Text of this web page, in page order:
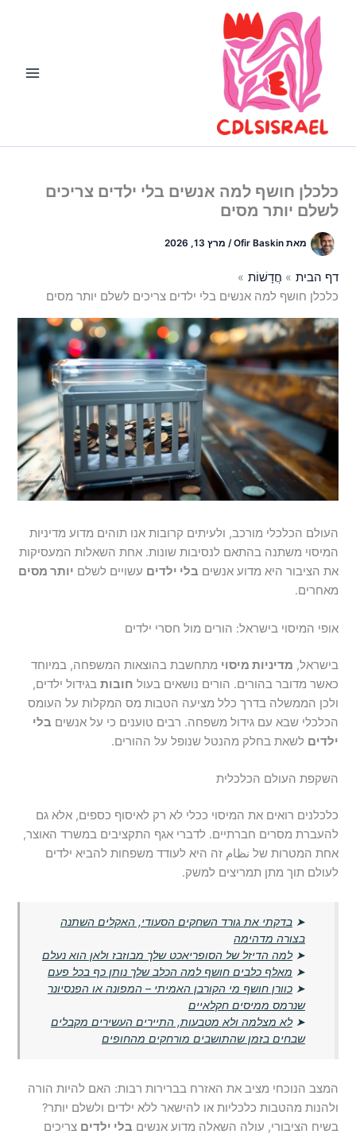
כלכלן חושף למה אנשים בלי ילדים צריכים
לשלם יותר מסים
מאתOfir Baskin
/ מרץ 13, 2026
דף הבית
חֲדָשׁוֹת
כלכלן חושף למה אנשים בלי ילדים צריכים לשלם יותר מסים
העולם הכלכלי מורכב, ולעיתים קרובות אנו תוהים מדוע מדיניות
המיסוי משתנה בהתאם לנסיבות שונות. אחת השאלות המעסיקות
את הציבור היא מדוע אנשים בלי ילדים עשויים לשלם יותר מסים
מאחרים.
אופי המיסוי בישראל: הורים מול חסרי ילדים
בישראל, מדיניות מיסוי מתחשבת בהוצאות המשפחה, במיוחד
כאשר מדובר בהורים. הורים נושאים בעול חובות בגידול ילדים,
ולכן הממשלה בדרך כלל מציעה הטבות מס המקלות על העומס
הכלכלי שבא עם גידול משפחה. רבים טוענים כי על אנשים בלי
ילדים לשאת בחלק מהנטל שנופל על ההורים.
השקפת העולם הכלכלית
כלכלנים רואים את המיסוי ככלי לא רק לאיסוף כספים, אלא גם
להעברת מסרים חברתיים. לדברי אגף התקציבים במשרד האוצר,
אחת המטרות של نظام זה היא לעודד משפחות להביא ילדים
לעולם תוך מתן תמריצים למשק.
➤בדקתי את גורד השחקים הסעודי, האקלים השתנה
בצורה מדהימה
➤למה הדיזל של הסופריאכט שלך מבוזבז ולאן הוא נעלם
➤ מאלף כלבים חושף למה הכלב שלך נותן כף בכל פעם
➤כוורן חושף מי הקורבן האמיתי – המפונה או הפנסיונר
שנרמס ממיסים חקלאיים
➤לא מצלמה ולא מטבעות, התיירים העשירים מקבלים
שבחים בזמן שהתושבים מורחקים מהחופים
המצב הנוכחי מציב את האזרח בברירות רבות: האם להיות הורה
ולהנות מהטבות כלכליות או להישאר ללא ילדים ולשלם יותר?
בשיח הציבורי, עולה השאלה מדוע אנשים בלי ילדים צריכים